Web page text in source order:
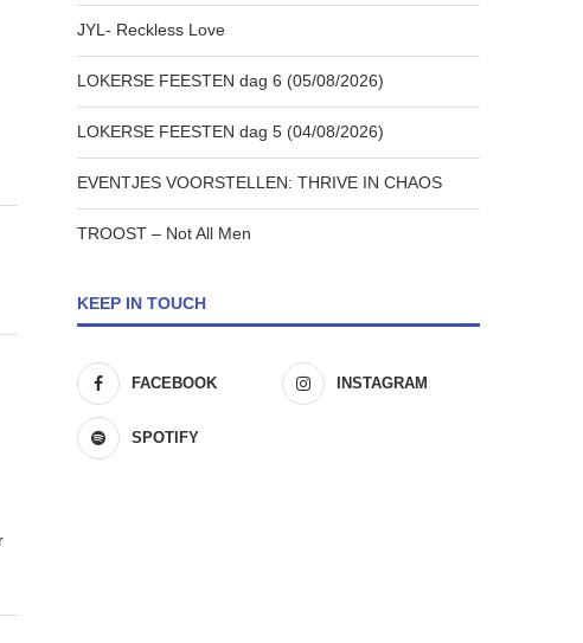
JYL- Reckless Love
LOKERSE FEESTEN dag 6 (05/08/2026)
LOKERSE FEESTEN dag 5 (04/08/2026)
EVENTJES VOORSTELLEN: THRIVE IN CHAOS
TROOST – Not All Men
KEEP IN TOUCH
FACEBOOK INSTAGRAM
SPOTIFY